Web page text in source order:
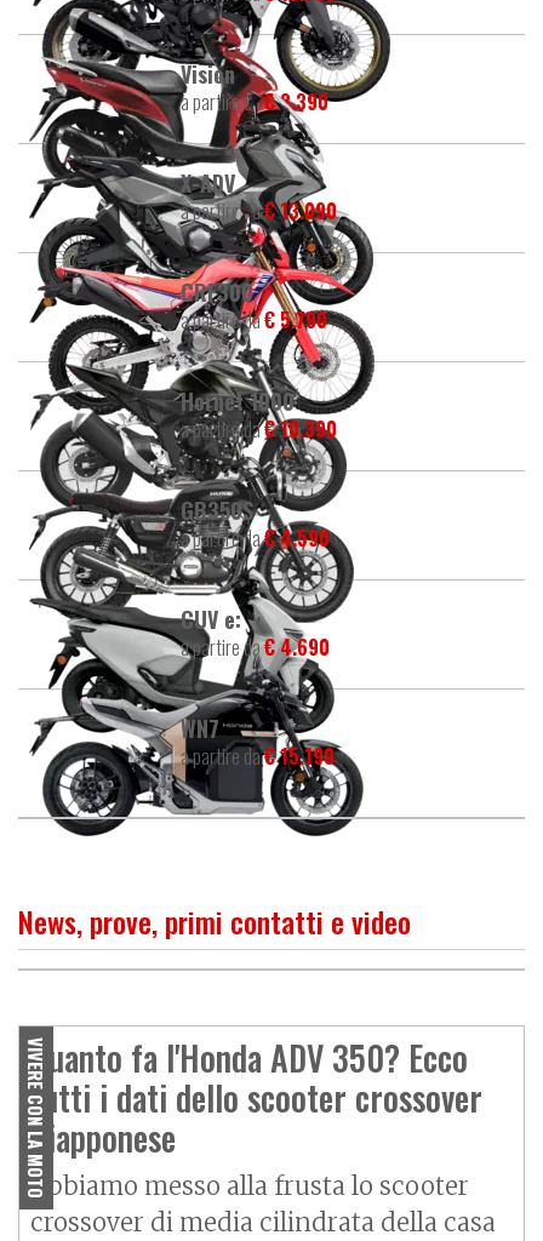
Vision
a partire da€ 2.390
X-ADV
a partire da€ 13.090
CRF300
a partire da€ 5.790
Hornet 1000
a partire da€ 10.390
GB350S
a partire da€ 4.590
CUV e:
a partire da€ 4.690
WN7
a partire da€ 15.190
News, prove, primi contatti e video
ADV350: due ruote a tutto
tondo con la qualità Honda
VIVERE CON LA MOTO
Quanto fa l'Honda ADV 350? Ecco
tutti i dati dello scooter crossover
giapponese
Abbiamo messo alla frusta lo scooter
crossover di media cilindrata della casa